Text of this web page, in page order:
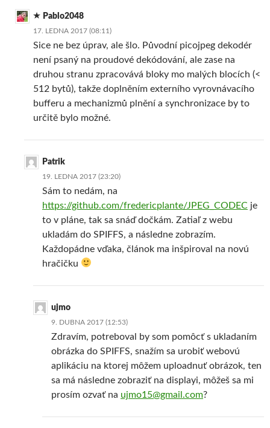
Pablo2048
17. LEDNA 2017 (08:11)
Sice ne bez úprav, ale šlo. Původní picojpeg dekodér
není psaný na proudové dekódování, ale zase na
druhou stranu zpracovává bloky mo malých blocích (<
512 bytů), takže doplněním externího vyrovnávacího
bufferu a mechanizmů plnění a synchronizace by to
určitě bylo možné.
Patrik
19. LEDNA 2017 (23:20)
Sám to nedám, na
https://github.com/fredericplante/JPEG_CODEC je
to v pláne, tak sa snáď dočkám. Zatiaľ z webu
ukladám do SPIFFS, a následne zobrazím.
Každopádne vďaka, článok ma inšpiroval na novú
hračičku
ujmo
9. DUBNA 2017 (12:53)
Zdravím, potreboval by som pomôcť s ukladaním
obrázka do SPIFFS, snažím sa urobiť webovú
aplikáciu na ktorej môžem uploadnuť obrázok, ten
sa má následne zobraziť na displayi, môžeš sa mi
prosím ozvať na ujmo15@gmail.com?